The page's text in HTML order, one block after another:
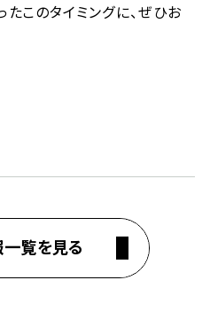
このタイミングに、ぜひお
覧を見る